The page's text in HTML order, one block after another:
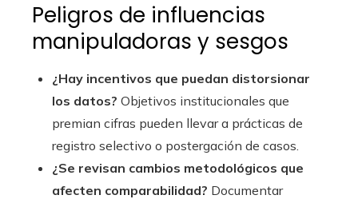
Peligros de influencias
manipuladoras y sesgos
¿Hay incentivos que puedan distorsionar
los datos? Objetivos institucionales que
premian cifras pueden llevar a prácticas de
registro selectivo o postergación de casos.
¿Se revisan cambios metodológicos que
afecten comparabilidad? Documentar